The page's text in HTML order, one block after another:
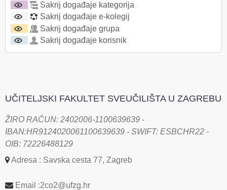
Sakrij događaje kategorija
Sakrij događaje e-kolegij
Sakrij događaje grupa
Sakrij događaje korisnik
UČITELJSKI FAKULTET SVEUČILIŠTA U ZAGREBU
ŽIRO RAČUN: 2402006-1100639639 -
IBAN:HR9124020061100639639 - SWIFT: ESBCHR22 -
OIB: 72226488129
Adresa : Savska cesta 77, Zagreb
Email :2co2@ufzg.hr